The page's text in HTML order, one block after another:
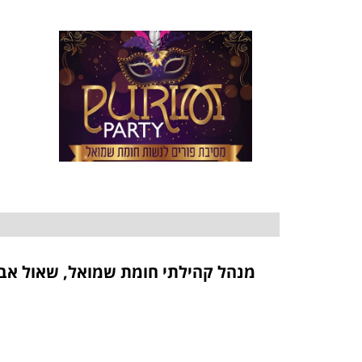
מנהל קהילתי חומת שמואל, שאול